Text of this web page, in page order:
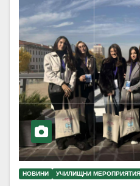
НОВИНИ УЧИЛИЩНИ МЕРОПРИЯТИЯ